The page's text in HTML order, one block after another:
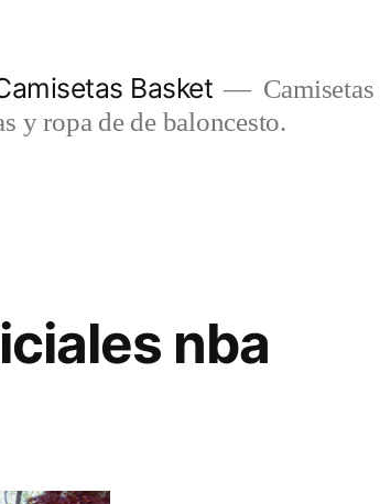
Basket
y ropa de de baloncesto.
nba